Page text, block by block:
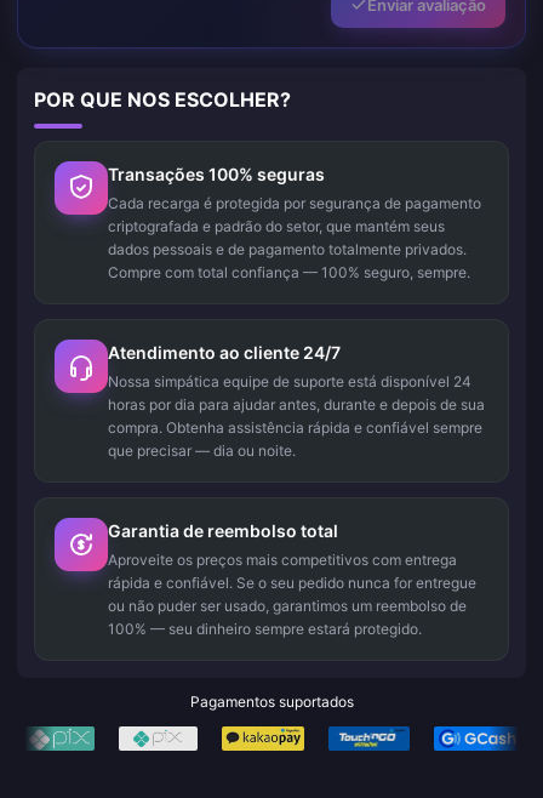
Enviar avaliação
POR QUE NOS ESCOLHER?
Transações 100% seguras
Cada recarga é protegida por segurança de pagamento
criptografada e padrão do setor, que mantém seus
dados pessoais e de pagamento totalmente privados.
Compre com total confiança — 100% seguro, sempre.
Atendimento ao cliente 24/7
Nossa simpática equipe de suporte está disponível 24
horas por dia para ajudar antes, durante e depois de sua
compra. Obtenha assistência rápida e confiável sempre
que precisar — dia ou noite.
Garantia de reembolso total
Aproveite os preços mais competitivos com entrega
rápida e confiável. Se o seu pedido nunca for entregue
ou não puder ser usado, garantimos um reembolso de
100% — seu dinheiro sempre estará protegido.
Pagamentos suportados